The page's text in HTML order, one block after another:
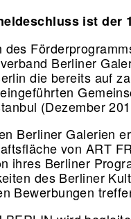
ist der
des
Berliner
die bereits auf
(Dezember
Berliner Galerien
von ART
ihres Berliner
des Berliner
Bewerbungen